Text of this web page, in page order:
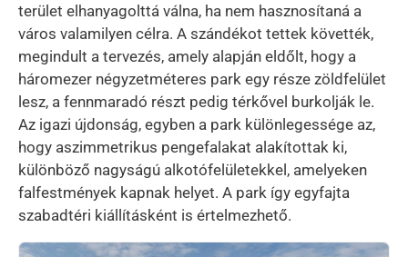
terület elhanyagolttá válna, ha nem hasznosítaná a
város valamilyen célra. A szándékot tettek követték,
megindult a tervezés, amely alapján eldőlt, hogy a
háromezer négyzetméteres park egy része zöldfelület
lesz, a fennmaradó részt pedig térkővel burkolják le.
Az igazi újdonság, egyben a park különlegessége az,
hogy aszimmetrikus pengefalakat alakítottak ki,
különböző nagyságú alkotófelületekkel, amelyeken
falfestmények kapnak helyet. A park így egyfajta
szabadtéri kiállításként is értelmezhető.
Kép